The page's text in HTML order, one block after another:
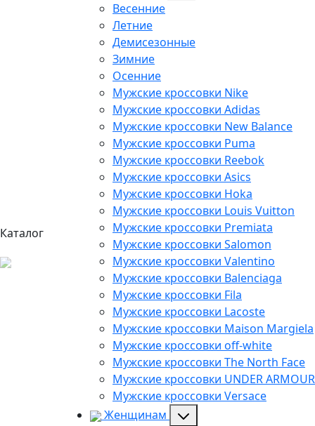
Каталог
Весенние
Летние
Демисезонные
Зимние
Осенние
Мужские кроссовки Nike
Мужские кроссовки Adidas
Мужские кроссовки New Balance
Мужские кроссовки Puma
Мужские кроссовки Reebok
Мужские кроссовки Asics
Мужские кроссовки Hoka
Мужские кроссовки Louis Vuitton
Мужские кроссовки Premiata
Мужские кроссовки Salomon
Мужские кроссовки Valentino
Мужские кроссовки Balenciaga
Мужские кроссовки Fila
Мужские кроссовки Lacoste
Мужские кроссовки Maison Margiela
Мужские кроссовки off-white
Мужские кроссовки The North Face
Мужские кроссовки UNDER ARMOUR
Мужские кроссовки Versace
Женщинам